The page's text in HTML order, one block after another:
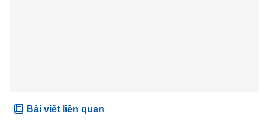
Bài viết liên quan